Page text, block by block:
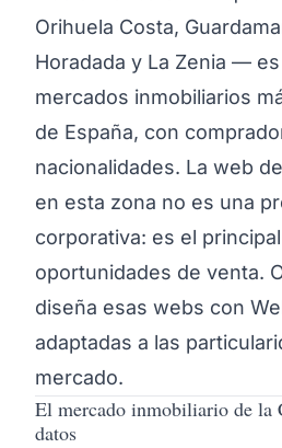
Orihuela Costa,
Horadada y La Zenia —
mercados inmobiliarios
de España, con
nacionalidades. La web
en esta zona no es una
corporativa: es el
oportunidades de venta.
diseña esas webs con
adaptadas a las
mercado.
El mercado inmobiliario de la
datos